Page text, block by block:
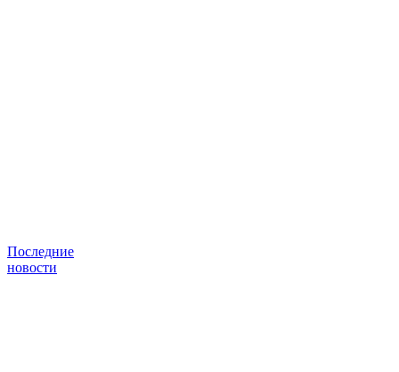
Последние
новости